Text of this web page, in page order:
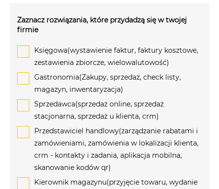
Zaznacz rozwiązania, które przydadzą się w twojej
firmie
Księgowa(wystawienie faktur, faktury kosztowe,
zestawienia zbiorcze, wielowalutowość)
Gastronomia(Zakupy, sprzedaż, check listy,
magazyn, inwentaryzacja)
Sprzedawca(sprzedaż online, sprzedaż
stacjonarna, sprzedaż u klienta, crm)
Przedstawiciel handlowy(zarządzanie rabatami i
zamówieniami, zamówienia w lokalizacji klienta,
crm - kontakty i zadania, aplikacja mobilna,
skanowanie kodów qr)
Kierownik magazynu(przyjęcie towaru, wydanie